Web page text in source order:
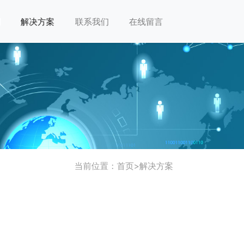
解决方案 联系我们 在线留言
当前位置： 首页>解决方案